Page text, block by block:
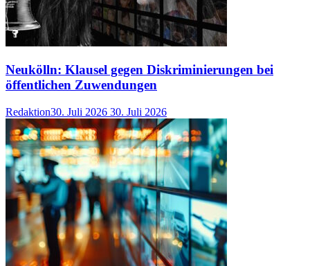
Neukölln: Klausel gegen Diskriminierungen bei
öffentlichen Zuwendungen
Redaktion30. Juli 2026 30. Juli 2026